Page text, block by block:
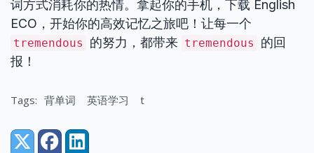
词方式消耗你的热情。拿起你的手机，下载 English
ECO，开始你的高效记忆之旅吧！让每一个
tremendous 的努力，都带来 tremendous
的回
报！
Tags: 背单词 英语学习 t
Share: